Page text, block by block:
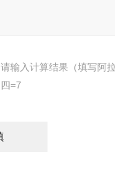
请输入计算结果（填写阿
四=7